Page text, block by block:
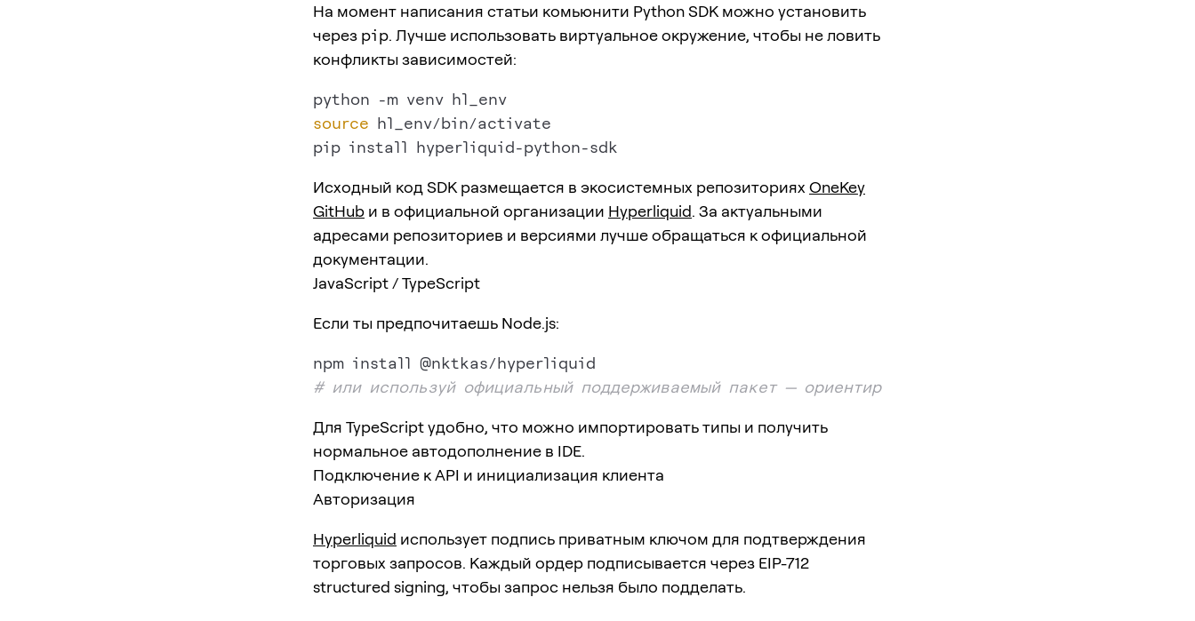
На момент написания статьи комьюнити Python SDK можно установить
через pip. Лучше использовать виртуальное окружение, чтобы не ловить
конфликты зависимостей:
source hl_env/bin/activate
Исходный код SDK размещается в экосистемных репозиториях OneKey
GitHub и в официальной организации Hyperliquid. За актуальными
адресами репозиториев и версиями лучше обращаться к официальной
документации.
JavaScript / TypeScript
Если ты предпочитаешь Node.js:
# или используй официальный поддерживаемый пакет — ориентируйся на актуальную версию в npm
Для TypeScript удобно, что можно импортировать типы и получить
нормальное автодополнение в IDE.
Подключение к API и инициализация клиента
Авторизация
Hyperliquid использует подпись приватным ключом для подтверждения
торговых запросов. Каждый ордер подписывается через EIP-712
structured signing, чтобы запрос нельзя было подделать.